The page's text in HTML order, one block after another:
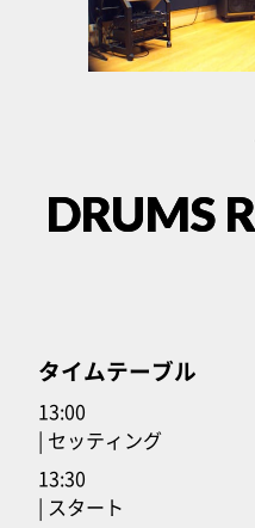
DRUMS
タイムテーブル
13:00
| セッティング
13:30
| スタート